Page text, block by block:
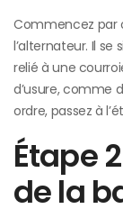
Commencez par
l’alternateur. Il
relié à une
d’usure, comme
ordre, passez à
Étape
de la